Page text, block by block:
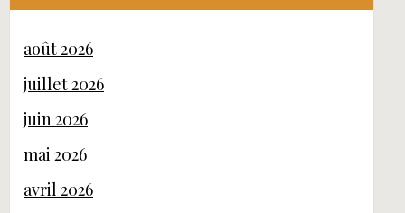
août 2026
juillet 2026
juin 2026
mai 2026
avril 2026